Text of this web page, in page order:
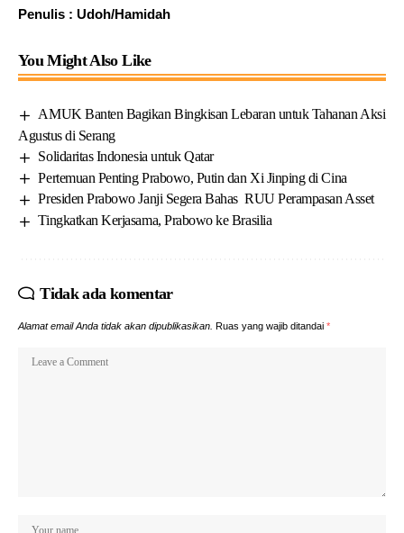
Penulis : Udoh/Hamidah
You Might Also Like
AMUK Banten Bagikan Bingkisan Lebaran untuk Tahanan Aksi
Agustus di Serang
Solidaritas Indonesia untuk Qatar
Pertemuan Penting Prabowo, Putin dan Xi Jinping di Cina
Presiden Prabowo Janji Segera Bahas RUU Perampasan Asset
Tingkatkan Kerjasama, Prabowo ke Brasilia
Tidak ada komentar
Alamat email Anda tidak akan dipublikasikan. Ruas yang wajib ditandai *